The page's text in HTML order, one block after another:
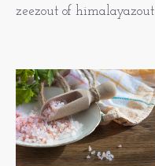
zeezout of himalayazout